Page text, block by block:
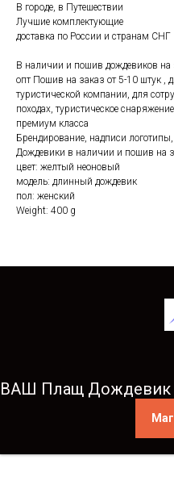
В городе, в Путешествии
Лучшие комплектующие
доставка по России и странам СНГ
В наличии и пошив дождевиков на
опт Пошив на заказ от 5-10 штук ,
туристической компании, для
походах, туристическое
премиум класса
Брендирование, надписи
Дождевики в наличии и пошив на
цвет: желтый неоновый
модель: длинный дождевик
пол: женский
Weight: 400 g
ВАШ Плащ